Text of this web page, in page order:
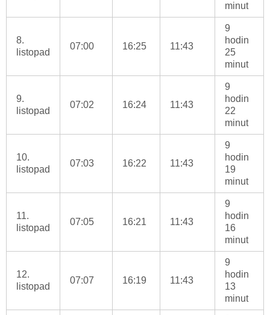
minut
8.
listopad
07:00 16:25 11:43
9
hodin
25
minut
9.
listopad
07:02 16:24 11:43
9
hodin
22
minut
10.
listopad
07:03 16:22 11:43
9
hodin
19
minut
11.
listopad
07:05 16:21 11:43
9
hodin
16
minut
12.
listopad
07:07 16:19 11:43
9
hodin
13
minut